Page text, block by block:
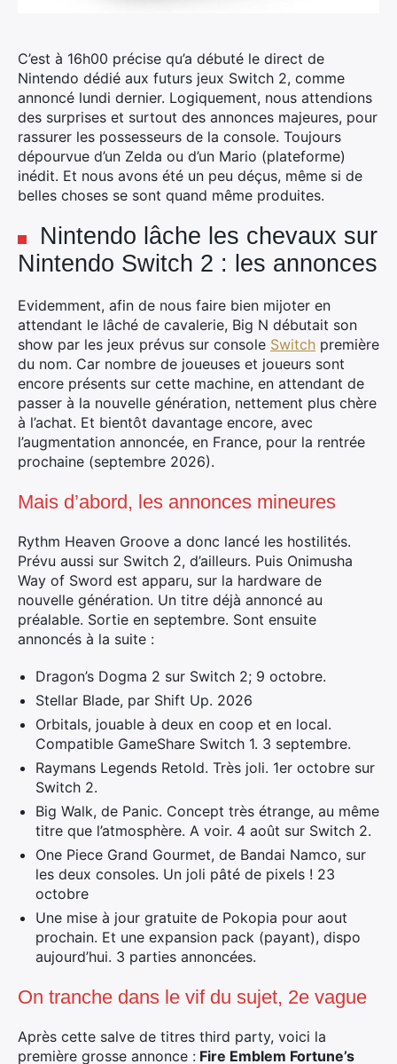
C’est à 16h00 précise qu’a débuté le direct de
Nintendo dédié aux futurs jeux Switch 2, comme
annoncé lundi dernier. Logiquement, nous attendions
des surprises et surtout des annonces majeures, pour
rassurer les possesseurs de la console. Toujours
dépourvue d’un Zelda ou d’un Mario (plateforme)
inédit. Et nous avons été un peu déçus, même si de
belles choses se sont quand même produites.
Nintendo lâche les chevaux sur
Nintendo Switch 2 : les annonces
Evidemment, afin de nous faire bien mijoter en
attendant le lâché de cavalerie, Big N débutait son
show par les jeux prévus sur console Switch première
du nom. Car nombre de joueuses et joueurs sont
encore présents sur cette machine, en attendant de
passer à la nouvelle génération, nettement plus chère
à l’achat. Et bientôt davantage encore, avec
l’augmentation annoncée, en France, pour la rentrée
prochaine (septembre 2026).
Mais d’abord, les annonces mineures
Rythm Heaven Groove a donc lancé les hostilités.
Prévu aussi sur Switch 2, d’ailleurs. Puis Onimusha
Way of Sword est apparu, sur la hardware de
nouvelle génération. Un titre déjà annoncé au
préalable. Sortie en septembre. Sont ensuite
annoncés à la suite :
Dragon’s Dogma 2 sur Switch 2; 9 octobre.
Stellar Blade, par Shift Up. 2026
Orbitals, jouable à deux en coop et en local.
Compatible GameShare Switch 1. 3 septembre.
Raymans Legends Retold. Très joli. 1er octobre sur
Switch 2.
Big Walk, de Panic. Concept très étrange, au même
titre que l’atmosphère. A voir. 4 août sur Switch 2.
One Piece Grand Gourmet, de Bandai Namco, sur
les deux consoles. Un joli pâté de pixels ! 23
octobre
Une mise à jour gratuite de Pokopia pour aout
prochain. Et une expansion pack (payant), dispo
aujourd’hui. 3 parties annoncées.
On tranche dans le vif du sujet, 2e vague
Après cette salve de titres third party, voici la
première grosse annonce : Fire Emblem Fortune’s